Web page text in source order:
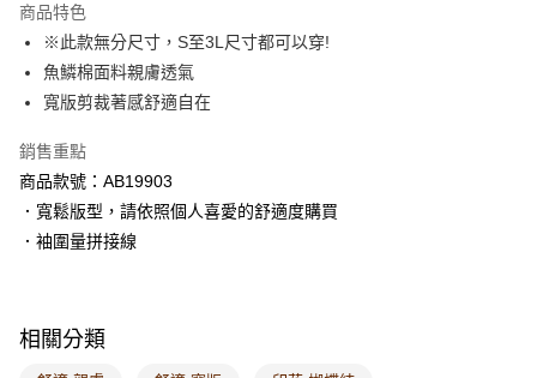
付款後萊爾富取貨
每筆NT$60，滿NT$1,000(含以上)免運費
7-11取貨付款
每筆NT$60，滿NT$1,000(含以上)免運費
付款後7-11取貨
每筆NT$60，滿NT$1,000(含以上)免運費
付款後門市自取
每筆NT$60，滿NT$1,000(含以上)免運費
商品特色
※此款無分尺寸，S至3L尺寸都可以穿!
魚鱗棉面料親膚透氣
寬版剪裁著感舒適自在
銷售重點
商品款號：AB19903
．寬鬆版型，請依照個人喜愛的舒適度購買
．袖圍量拼接線
相關分類